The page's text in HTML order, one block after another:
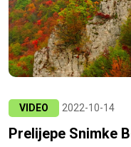
VIDEO 2022-10-14
Prelijepe Snimke